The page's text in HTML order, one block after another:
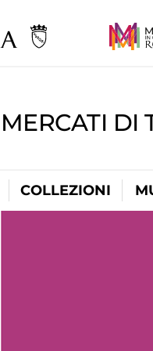
MERCATI DI
COLLEZIONI